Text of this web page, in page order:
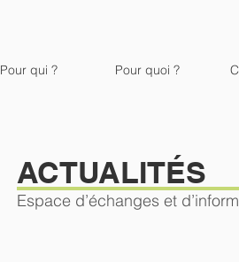
Pour qui ? Pour quoi ?
ACTUALITÉS
Espace d’échanges et